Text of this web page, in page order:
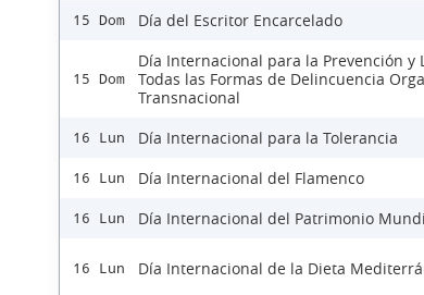
15 Dom Día del Escritor Encarcelado
15 Dom
Día Internacional para la Prevención y
Todas las Formas de Delincuencia
Transnacional
16 Lun Día Internacional para la Tolerancia
16 Lun Día Internacional del Flamenco
16 Lun Día Internacional del Patrimonio
16 Lun Día Internacional de la Dieta